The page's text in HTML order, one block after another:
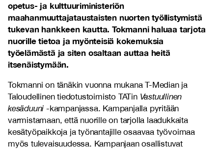
opetus- ja kulttuuriministeriön
maahanmuuttajataustaisten nuorten työllistymistä
tukevan hankkeen kautta. Tokmanni haluaa tarjota
nuorille tietoa ja myönteisiä kokemuksia
työelämästä ja siten osaltaan auttaa heitä
itsenäistymään.
Tokmanni on tänäkin vuonna mukana T-Median ja
Taloudellinen tiedotustoimisto TATin Vastuullinen
kesäduuni-kampanjassa. Kampanjalla pyritään
varmistamaan, että nuorille on tarjolla laadukkaita
kesätyöpaikkoja ja työnantajille osaavaa työvoimaa
myös tulevaisuudessa. Kampanjaan osallistuvat